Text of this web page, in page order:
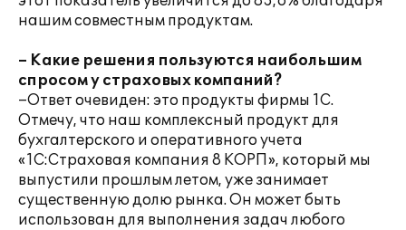
нашим совместным продуктам.
– Какие решения пользуются наибольшим
спросом у страховых компаний?
–Ответ очевиден: это продукты фирмы 1С.
Отмечу, что наш комплексный продукт для
бухгалтерского и оперативного учета
«1С:Страховая компания 8 КОРП», который мы
выпустили прошлым летом, уже занимает
существенную долю рынка. Он может быть
использован для выполнения задач любого